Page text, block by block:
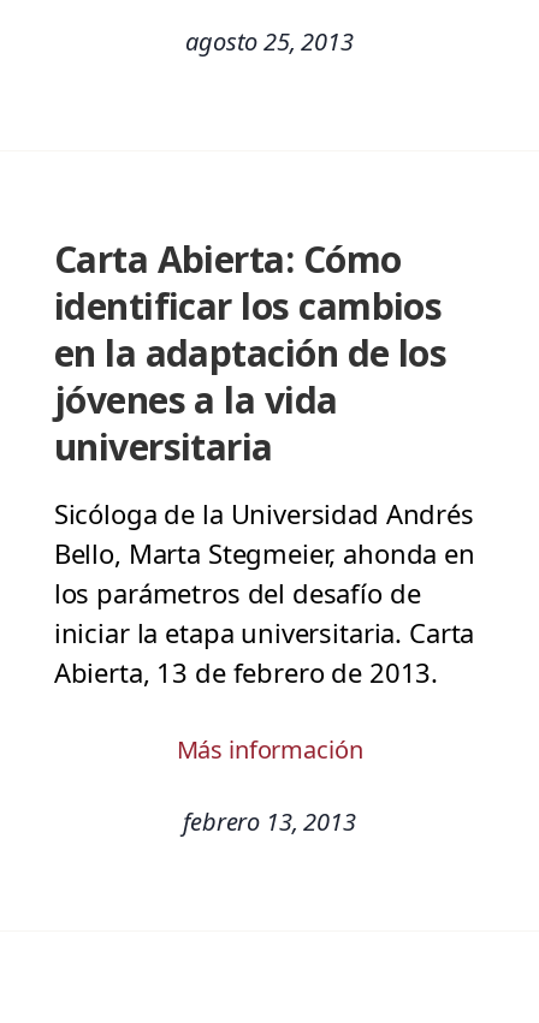
agosto 25, 2013
Carta Abierta: Cómo
identificar los cambios
en la adaptación de los
jóvenes a la vida
universitaria
Sicóloga de la Universidad Andrés
Bello, Marta Stegmeier, ahonda en
los parámetros del desafío de
iniciar la etapa universitaria. Carta
Abierta, 13 de febrero de 2013.
Más información
febrero 13, 2013